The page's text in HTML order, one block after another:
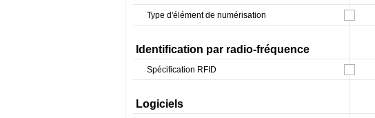
Type d'élément de numérisation
Identification par radio-fréquence
Spécification RFID
Logiciels